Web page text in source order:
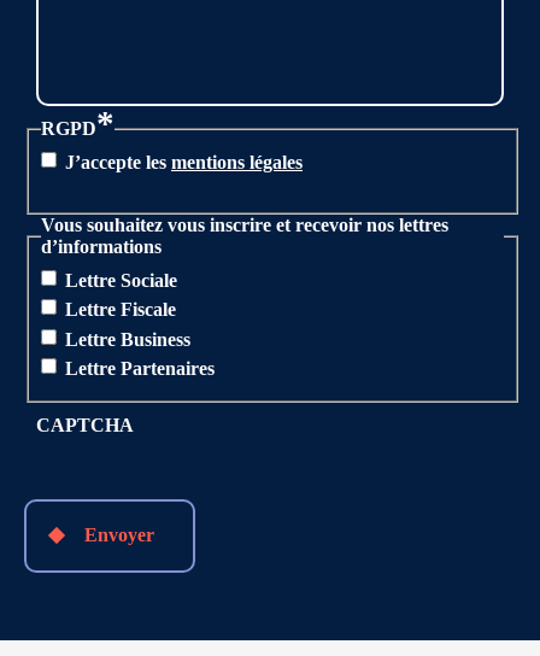
RGPD*
J’accepte les mentions légales
Vous souhaitez vous inscrire et recevoir nos lettres
d’informations
Lettre Sociale
Lettre Fiscale
Lettre Business
Lettre Partenaires
CAPTCHA
Envoyer